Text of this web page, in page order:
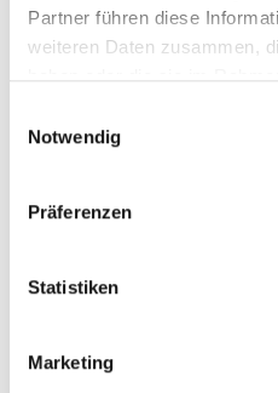
Partner führen diese
weiteren Daten zusammen,
haben oder die sie im
Notwendig
Präferenzen
Statistiken
Marketing
Art.-Nr. :
EAN :
kg
Bezeichnung :
VE :